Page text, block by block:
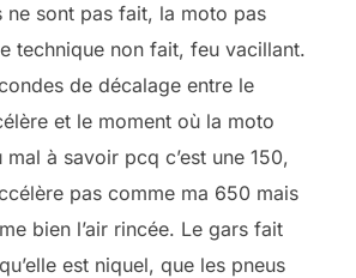
ne sont pas fait, la moto pas
technique non fait, feu vacillant.
de décalage entre le
et le moment où la moto
mal à savoir pcq c’est une 150,
pas comme ma 650 mais
bien l’air rincée. Le gars fait
est niquel, que les pneus